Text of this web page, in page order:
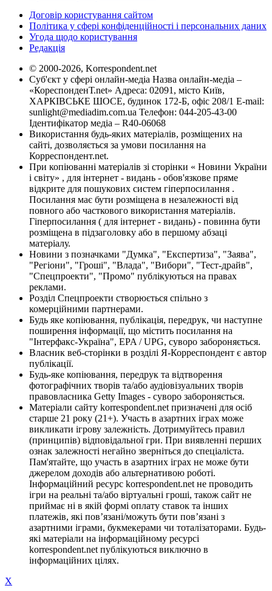
Договір користування сайтом
Політика у сфері конфіденційності і персональних даних
Угода щодо користування
Редакція
© 2000-2026, Korrespondent.net
Суб'єкт у сфері онлайн-медіа Назва онлайн-медіа –
«КореспонденТ.net» Адреса: 02091, місто Київ,
ХАРКІВСЬКЕ ШОСЕ, будинок 172-Б, офіс 208/1 E-mail:
sunlight@mediadim.com.ua Телефон: 044-205-43-00
Ідентифікатор медіа – R40-06068
Використання будь-яких матеріалів, розміщених на
сайті, дозволяється за умови посилання на
Корреспондент.net.
При копіюванні матеріалів зі сторінки « Новини України
і світу» , для інтернет - видань - обов'язкове пряме
відкрите для пошукових систем гіперпосилання .
Посилання має бути розміщена в незалежності від
повного або часткового використання матеріалів.
Гіперпосилання ( для інтернет - видань) - повинна бути
розміщена в підзаголовку або в першому абзаці
матеріалу.
Новини з позначками "Думка", "Експертиза", "Заява",
"Регіони", "Гроші", "Влада", "Вибори", "Тест-драйв",
"Спецпроекти", "Промо" публікуються на правах
реклами.
Розділ Спецпроекти створюється спільно з
комерційними партнерами.
Будь яке копіювання, публікація, передрук, чи наступне
поширення інформації, що містить посилання на
"Інтерфакс-Україна", EPA / UPG, суворо забороняється.
Власник веб-сторінки в розділі Я-Корреспондент є автор
публікації.
Будь-яке копіювання, передрук та відтворення
фотографічних творів та/або аудіовізуальних творів
правовласника Getty Images - суворо забороняється.
Матеріали сайту korrespondent.net призначені для осіб
старше 21 року (21+). Участь в азартних іграх може
викликати ігрову залежність. Дотримуйтесь правил
(принципів) відповідальної гри. При виявленні перших
ознак залежності негайно зверніться до спеціаліста.
Пам'ятайте, що участь в азартних іграх не може бути
джерелом доходів або альтернативою роботі.
Інформаційний ресурс korrespondent.net не проводить
ігри на реальні та/або віртуальні гроші, також сайт не
приймає ні в якій формі оплату ставок та інших
платежів, які пов’язані/можуть бути пов’язані з
азартними іграми, букмекерами чи тоталізаторами. Будь-
які матеріали на інформаційному ресурсі
korrespondent.net публікуються виключно в
інформаційних цілях.
X